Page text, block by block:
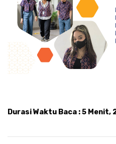
Durasi Waktu Baca : 5 Menit,